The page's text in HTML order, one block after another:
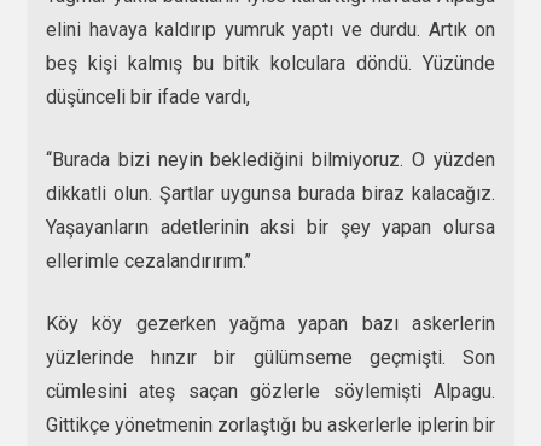
elini havaya kaldırıp yumruk yaptı ve durdu. Artık on
beş kişi kalmış bu bitik kolculara döndü. Yüzünde
düşünceli bir ifade vardı,
‘‘Burada bizi neyin beklediğini bilmiyoruz. O yüzden
dikkatli olun. Şartlar uygunsa burada biraz kalacağız.
Yaşayanların adetlerinin aksi bir şey yapan olursa
ellerimle cezalandırırım.’’
Köy köy gezerken yağma yapan bazı askerlerin
yüzlerinde hınzır bir gülümseme geçmişti. Son
cümlesini ateş saçan gözlerle söylemişti Alpagu.
Gittikçe yönetmenin zorlaştığı bu askerlerle iplerin bir